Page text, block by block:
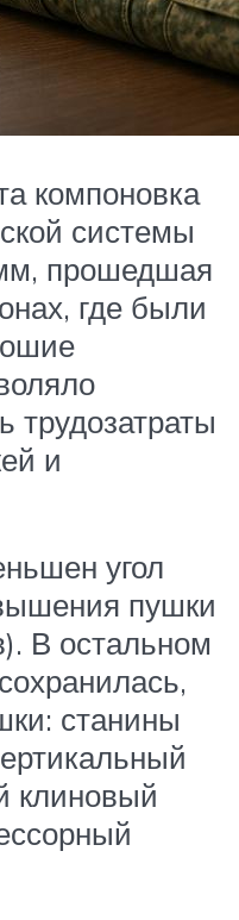
компоновка
системы
прошедшая
где были
трудозатраты
и
угол
пушки
В остальном
станины
клиновый